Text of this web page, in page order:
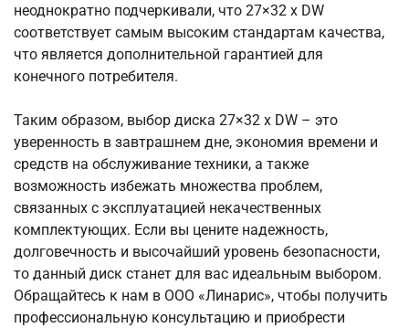
неоднократно подчеркивали, что 27×32 x DW
соответствует самым высоким стандартам качества,
что является дополнительной гарантией для
конечного потребителя.
Таким образом, выбор диска 27×32 x DW – это
уверенность в завтрашнем дне, экономия времени и
средств на обслуживание техники, а также
возможность избежать множества проблем,
связанных с эксплуатацией некачественных
комплектующих. Если вы цените надежность,
долговечность и высочайший уровень безопасности,
то данный диск станет для вас идеальным выбором.
Обращайтесь к нам в ООО «Линарис», чтобы получить
профессиональную консультацию и приобрести